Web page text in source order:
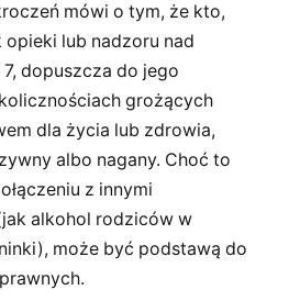
mówi o tym, że kto,
lub nadzoru nad
dopuszcza do jego
grożących
dla życia lub zdrowia,
albo nagany. Choć to
z innymi
alkohol rodziców w
może być podstawą do